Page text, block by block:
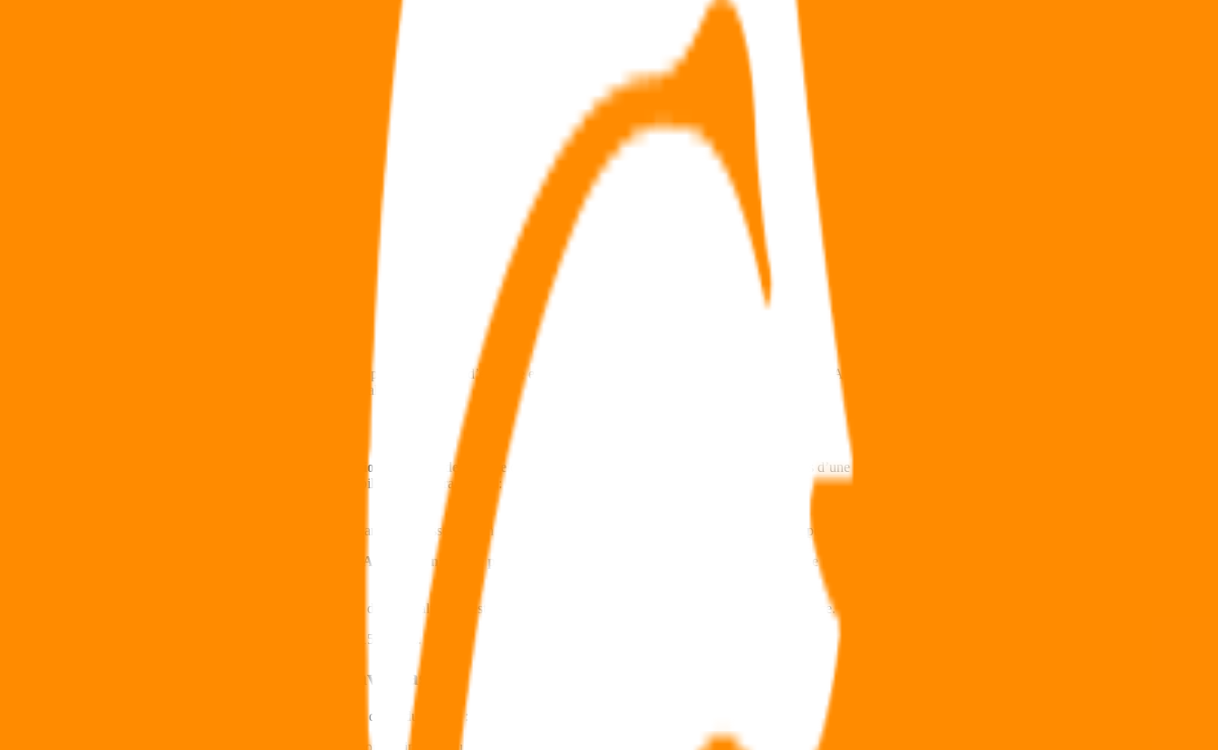
Au même titre que les banques, les compagnies d’assurance proposent des plans d’épargne en actions (PEA). Dans ce cas, on ne parle pas de PEA bancaire mais de PEA Assurance. À supports équivalents, le
PEA Assurance se distingue par la nature de ses fonds et sa fiscalité.
contrat de capitalisation en unités de comptequi bénéficie du cadre fiscal du PEA. Souscrit auprès d’une compagnie d’assurance, il propose des supports financiers
semblables à ceux d’un PEA bancaire avec des critères d’éligibilité plus contraignants :
Investissement limité aux OPCVM respectant la quote-part d’investissement en actions éligibles, sociétés européennes soumises à l’impôt sur les sociétés (IS)
le PEA Assurance n’accède pas aux fonds en euros
garantis en capital. Il se compose uniquement d’unités de compte soumises aux variables des marchés
ou de plus-value et il est possible d’effectuer des retraits partiels sous forme d’avance.
Depuis le 1er janvier 2014, le plafond de versement est fixé à 150 000 €.
PEA Assurance : un traitement fiscal avantageux
Le PEA Assurance bénéficie d’une fiscalité dégressive selon la durée du contrat :
Exonération d’impôt sur le revenu tant que les produits sont maintenus ou réinvestis dans le PEA